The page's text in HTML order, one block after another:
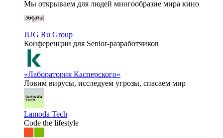
Мы открываем для людей многообразие мира кино
JUG Ru Group
Конференции для Senior-разработчиков
«Лаборатория Касперского»
Ловим вирусы, исследуем угрозы, спасаем мир
Lamoda Tech
Code the lifestyle